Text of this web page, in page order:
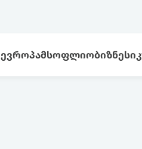
ᲔᲕᲠᲝᲞᲐᲛᲡᲝᲤᲚᲘᲝᲑᲘᲖᲜᲔᲡᲘ